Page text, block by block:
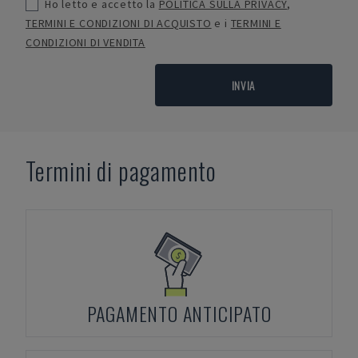
Ho letto e accetto la POLITICA SULLA PRIVACY,
TERMINI E CONDIZIONI DI ACQUISTO e i TERMINI E
CONDIZIONI DI VENDITA
INVIA
Termini di pagamento
PAGAMENTO ANTICIPATO